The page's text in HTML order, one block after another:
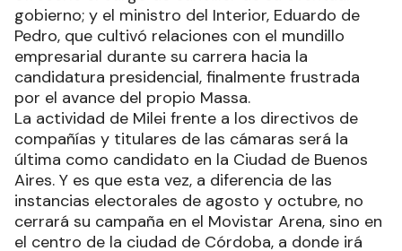
gobierno; y el ministro del Interior, Eduardo de
Pedro, que cultivó relaciones con el mundillo
empresarial durante su carrera hacia la
candidatura presidencial, finalmente frustrada
por el avance del propio Massa.
La actividad de Milei frente a los directivos de
compañías y titulares de las cámaras será la
última como candidato en la Ciudad de Buenos
Aires. Y es que esta vez, a diferencia de las
instancias electorales de agosto y octubre, no
cerrará su campaña en el Movistar Arena, sino en
el centro de la ciudad de Córdoba, a donde irá